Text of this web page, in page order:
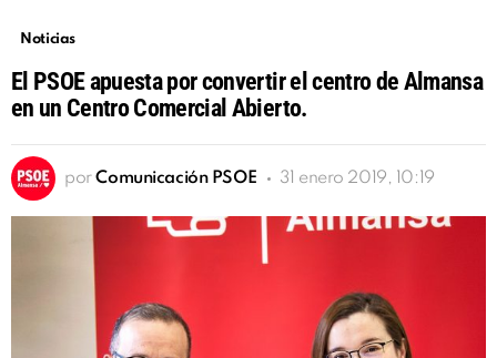
Noticias
El PSOE apuesta por convertir el centro de Almansa
en un Centro Comercial Abierto.
por Comunicación PSOE 31 enero 2019, 10:19